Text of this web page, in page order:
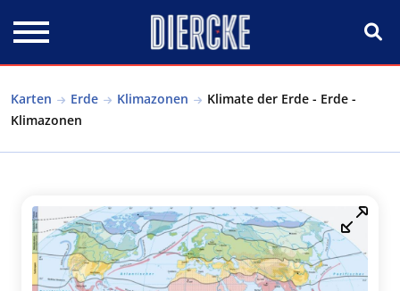
Karten Erde Klimazonen
Klimate der Erde - Erde -
Klimazonen